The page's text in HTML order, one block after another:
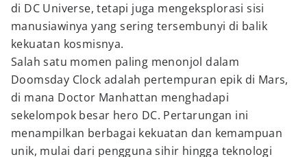
di DC Universe, tetapi juga mengeksplorasi sisi
manusiawinya yang sering tersembunyi di balik
kekuatan kosmisnya.
Salah satu momen paling menonjol dalam
Doomsday Clock adalah pertempuran epik di Mars,
di mana Doctor Manhattan menghadapi
sekelompok besar hero DC. Pertarungan ini
menampilkan berbagai kekuatan dan kemampuan
unik, mulai dari pengguna sihir hingga teknologi